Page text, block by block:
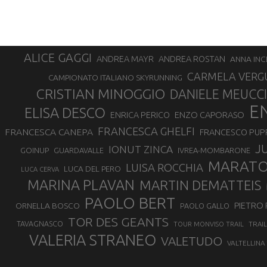
ALICE GAGGI ANDREA MAYR ANDREA ROSTAN ANNA
CAMPIONATO ITALIANO SKYRUNNING CARMELA
CRISTIAN MINOGGIO DANIELE MEUCCI
ELISA DESCO ENRICA PERICO ENZO CAPORASO
FRANCESCA CANEPA FRANCESCA GHELFI FRANCESCO
GOINUP GUARDAVALLE IONUT ZINCA IVREA-MOMBARONE
LUCA CERVA LUCA DEL PERO LUISA ROCCHIA
MARINA PLAVAN MARTIN DEMATTEIS
ORNELLA BOSCO PAOLO BERT PAOLO GALLO PIETRO
TAVAGNASCO TOR DES GEANTS TOUR MONVISO TRAIL
VALERIA STRANEO VALETUDO VALTELLINA